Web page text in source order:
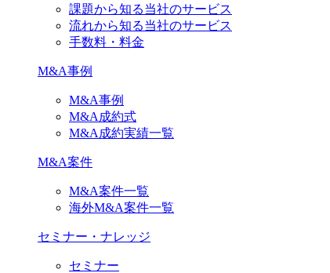
課題から知る当社のサービス
流れから知る当社のサービス
手数料・料金
M&A事例
M&A事例
M&A成約式
M&A成約実績一覧
M&A案件
M&A案件一覧
海外M&A案件一覧
セミナー・ナレッジ
セミナー